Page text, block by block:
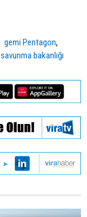
gemi Pentagon,
savunma bakanlığı